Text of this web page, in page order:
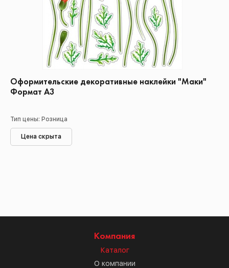
Оформительские декоративные наклейки "Маки"
Формат А3
Тип цены: Розница
Цена скрыта
Компания
Каталог
О компании